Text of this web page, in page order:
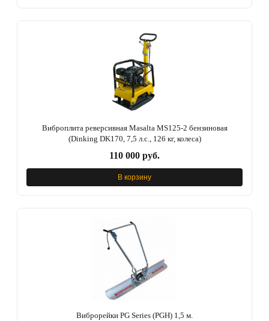
Виброплита реверсивная Masalta MS125-2 бензиновая
(Dinking DK170, 7,5 л.с., 126 кг, колеса)
110 000 руб.
В корзину
Виброрейки PG Series (PGH) 1,5 м.